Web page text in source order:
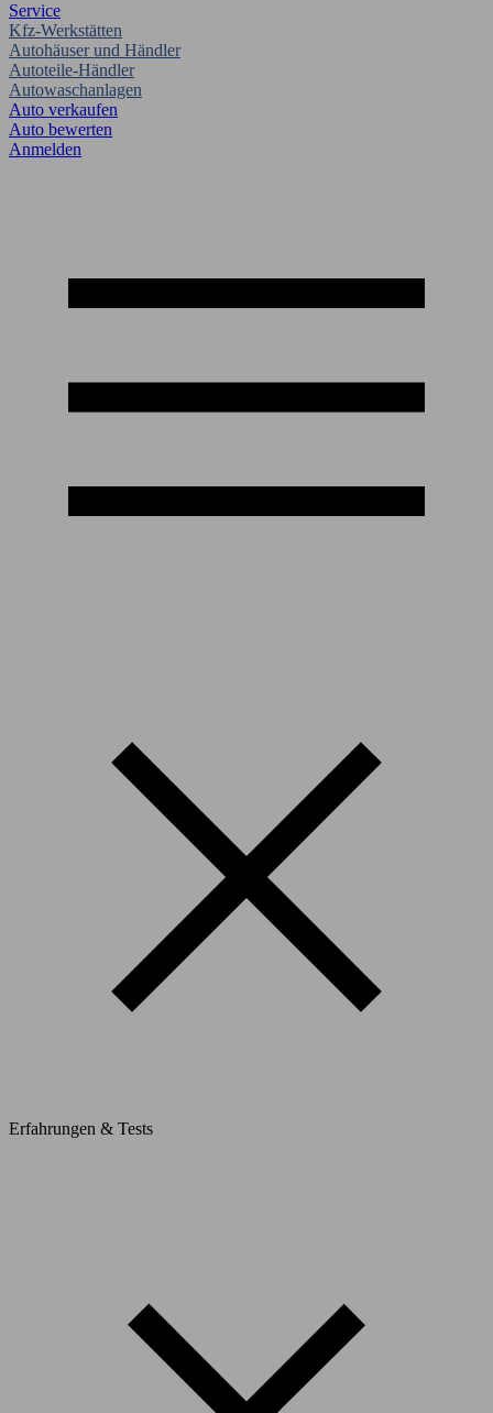
Service
Kfz-Werkstätten
Autohäuser und Händler
Autoteile-Händler
Autowaschanlagen
Auto verkaufen
Auto bewerten
Anmelden
Erfahrungen & Tests